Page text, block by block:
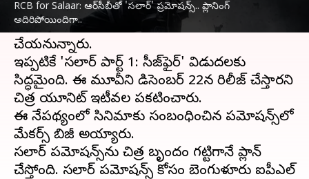
RCB for Salaar: ఆర్‌సీబీతో 'సలార్' ప్రమోషన్స్.. ప్లానింగ్
అదిరిపోయిందిగా..
ప్ర‌భాస్-ప్రశాంత్ నీల్ కాంబినేషన్‌లో వస్తున్న చిత్రం
'సలార్'. ఈ సినిమా రెండు భాగాలుగా విడుదల
చేయనున్నారు.
ఇప్పటికే 'సలార్ పార్ట్ 1: సీజ్‌ఫైర్' విడుదలకు
సిద్ధమైంది. ఈ మూవీని డిసెంబర్ 22న రిలీజ్ చేస్తారని
చిత్ర యూనిట్ ఇటీవల ప్రకటించారు.
ఈ నేపథ్యంలో సినిమాకు సంబంధించిన ప్రమోషన్స్‌లో
మేకర్స్ బిజీ అయ్యారు.
సలార్ ప్రమోషన్స్‌ను చిత్ర బృందం గట్టిగానే ప్లాన్
చేస్తోంది. సలార్ ప్రమోషన్స్ కోసం బెంగుళూరు ఐపీఎల్